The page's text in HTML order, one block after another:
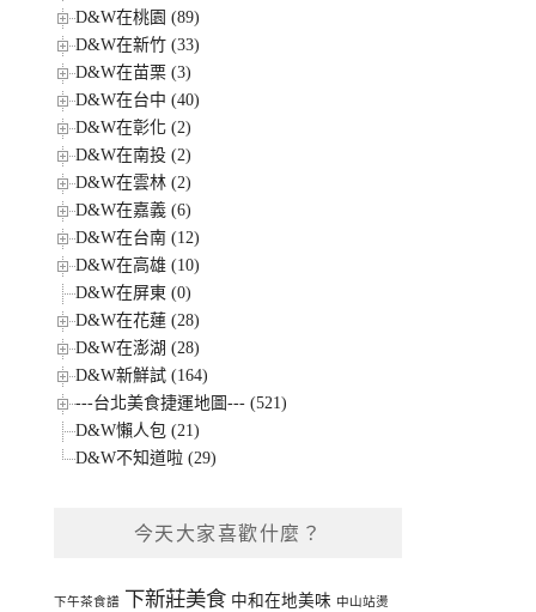
D&W在桃園 (89)
D&W在新竹 (33)
D&W在苗栗 (3)
D&W在台中 (40)
D&W在彰化 (2)
D&W在南投 (2)
D&W在雲林 (2)
D&W在嘉義 (6)
D&W在台南 (12)
D&W在高雄 (10)
D&W在屏東 (0)
D&W在花蓮 (28)
D&W在澎湖 (28)
D&W新鮮試 (164)
---台北美食捷運地圖--- (521)
D&W懶人包 (21)
D&W不知道啦 (29)
今天大家喜歡什麼？
下午茶食譜 下新莊美食 中和在地美味 中山站燙